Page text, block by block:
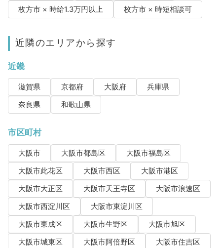
枚方市 × 時給1.3万円以上
枚方市 × 時短相談可
近隣のエリアから探す
近畿
滋賀県 京都府 大阪府
兵庫県
奈良県
和歌山県
市区町村
大阪市 大阪市都島区
大阪市福島区
大阪市此花区
大阪市西区
大阪市港区
大阪市大正区
大阪市天王寺区
大阪市浪速区
大阪市西淀川区
大阪市東淀川区
大阪市東成区
大阪市生野区
大阪市旭区
大阪市城東区
大阪市阿倍野区
大阪市住吉区